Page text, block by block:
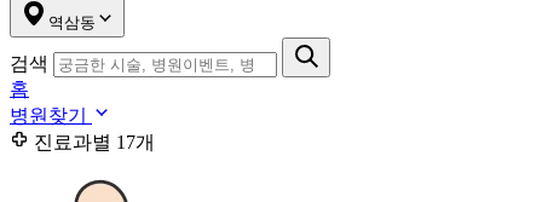
역삼동
검색
홈
병원찾기
진료과별 17개